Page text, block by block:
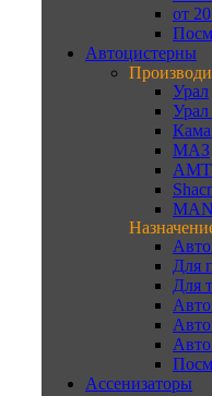
от
Автоцистерны
Урал
МАЗ
MAN
Для
Для
Ассенизаторы